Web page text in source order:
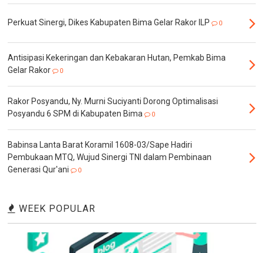
Perkuat Sinergi, Dikes Kabupaten Bima Gelar Rakor ILP 0
Antisipasi Kekeringan dan Kebakaran Hutan, Pemkab Bima
Gelar Rakor
0
Rakor Posyandu, Ny. Murni Suciyanti Dorong Optimalisasi
Posyandu 6 SPM di Kabupaten Bima
0
Babinsa Lanta Barat Koramil 1608-03/Sape Hadiri
Pembukaan MTQ, Wujud Sinergi TNI dalam Pembinaan
Generasi Qur'ani
0
WEEK POPULAR